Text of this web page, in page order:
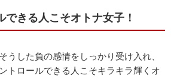
きる人こそオトナ女子！
うした負の感情をしっかり受け入れ、
トロールできる人こそキラキラ輝くオ